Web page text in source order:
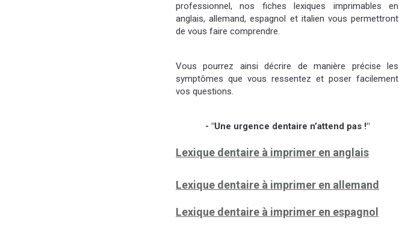
professionnel, nos fiches lexiques imprimables en
anglais, allemand, espagnol et italien vous permettront
de vous faire comprendre.
Vous pourrez ainsi décrire de manière précise les
symptômes que vous ressentez et poser facilement
vos questions.
- "Une urgence dentaire n’attend pas !"
Lexique dentaire à imprimer en anglais
Lexique dentaire à imprimer en allemand
Lexique dentaire à imprimer en espagnol